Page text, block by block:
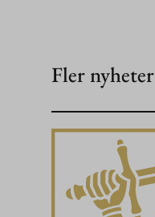
Fler nyheter